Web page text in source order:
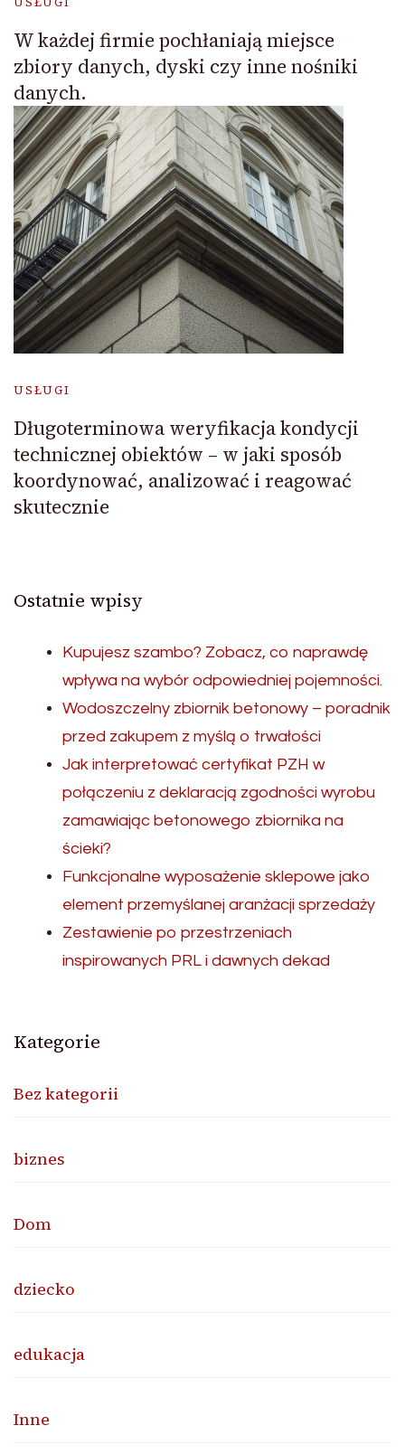
W każdej firmie pochłaniają miejsce
zbiory danych, dyski czy inne nośniki
danych.
USŁUGI
Długoterminowa weryfikacja kondycji
technicznej obiektów – w jaki sposób
koordynować, analizować i reagować
skutecznie
Ostatnie wpisy
Kupujesz szambo? Zobacz, co naprawdę
wpływa na wybór odpowiedniej pojemności.
Wodoszczelny zbiornik betonowy – poradnik
przed zakupem z myślą o trwałości
Jak interpretować certyfikat PZH w
połączeniu z deklaracją zgodności wyrobu
zamawiając betonowego zbiornika na
ścieki?
Funkcjonalne wyposażenie sklepowe jako
element przemyślanej aranżacji sprzedaży
Zestawienie po przestrzeniach
inspirowanych PRL i dawnych dekad
Kategorie
Bez kategorii
biznes
Dom
dziecko
edukacja
Inne